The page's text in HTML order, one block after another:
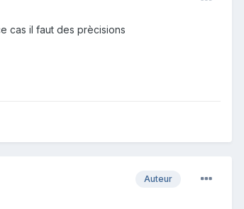
cas il faut des prècisions
Auteur